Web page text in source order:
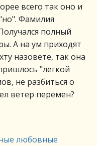
всего так оно и
Фамилия
полный
А на ум приходят
назовете, так она
"легкой
не разбиться о
ветер перемен?
любовные